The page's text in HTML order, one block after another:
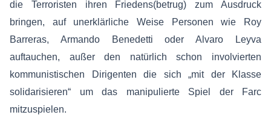
die Terroristen ihren Friedens(betrug) zum Ausdruck
bringen, auf unerklärliche Weise Personen wie Roy
Barreras, Armando Benedetti oder Alvaro Leyva
auftauchen, außer den natürlich schon involvierten
kommunistischen Dirigenten die sich „mit der Klasse
solidarisieren“ um das manipulierte Spiel der Farc
mitzuspielen.